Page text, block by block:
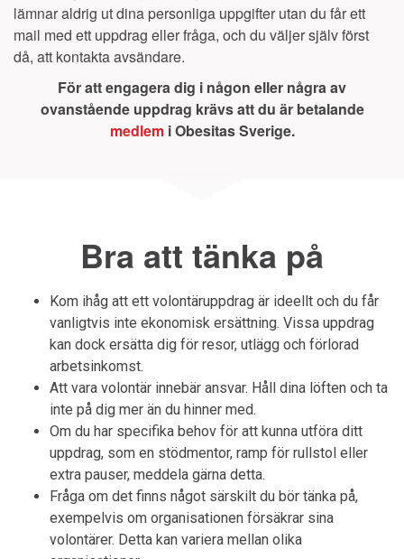
lämnar aldrig ut dina personliga uppgifter utan du får ett
mail med ett uppdrag eller fråga, och du väljer själv först
då, att kontakta avsändare.
För att engagera dig i någon eller några av
ovanstående uppdrag krävs att du är betalande
medlemi Obesitas Sverige.
Bra att tänka på
Kom ihåg att ett volontäruppdrag är ideellt och du får
vanligtvis inte ekonomisk ersättning. Vissa uppdrag
kan dock ersätta dig för resor, utlägg och förlorad
arbetsinkomst.
Att vara volontär innebär ansvar. Håll dina löften och ta
inte på dig mer än du hinner med.
Om du har specifika behov för att kunna utföra ditt
uppdrag, som en stödmentor, ramp för rullstol eller
extra pauser, meddela gärna detta.
Fråga om det finns något särskilt du bör tänka på,
exempelvis om organisationen försäkrar sina
volontärer. Detta kan variera mellan olika